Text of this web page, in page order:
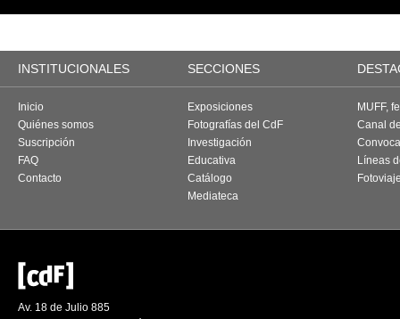
INSTITUCIONALES SECCIONES
Inicio
Quiénes somos
Suscripción
FAQ
Contacto
Exposiciones
Fotografías del CdF
Investigación
Educativa
Catálogo
Mediateca
MUFF,
Canal
Líneas
Av. 18 de Julio 885